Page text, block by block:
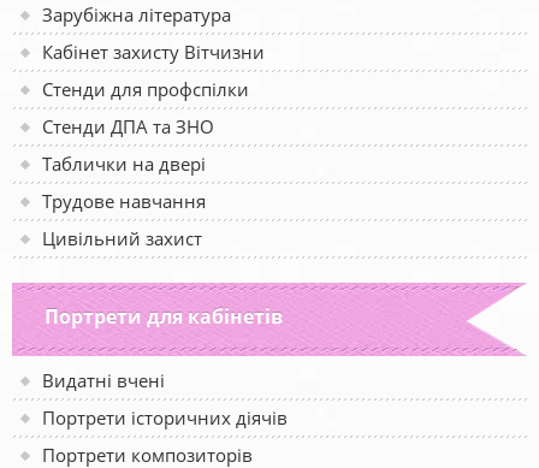
Зарубіжна література
Кабінет захисту Вітчизни
Стенди для профспілки
Стенди ДПА та ЗНО
Таблички на двері
Трудове навчання
Цивільний захист
Портрети для кабінетів
Видатні вчені
Портрети історичних діячів
Портрети композиторів